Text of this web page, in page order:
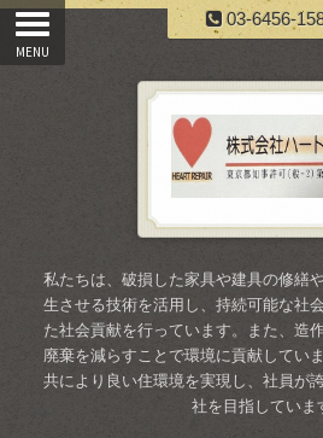
03-6456-
私たちは、破損した家具や建具の修繕
生させる技術を活用し、持続可能な社
た社会貢献を行っています。また、造
廃棄を減らすことで環境に貢献してい
共により良い住環境を実現し、社員が
社を目指していま